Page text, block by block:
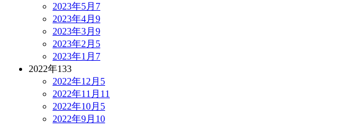
2023年5月 7
2023年4月 9
2023年3月 9
2023年2月 5
2023年1月 7
2022年133
2022年12月 5
2022年11月 11
2022年10月 5
2022年9月 10